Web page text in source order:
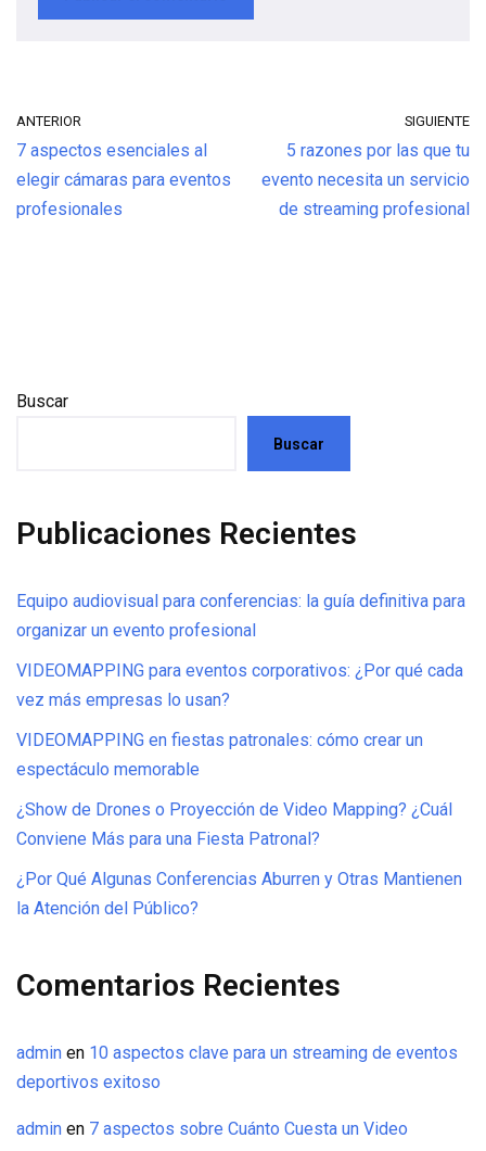
ANTERIOR
7 aspectos esenciales al
elegir cámaras para eventos
profesionales
SIGUIENTE
5 razones por las que tu
evento necesita un servicio
de streaming profesional
Buscar
Buscar
Publicaciones Recientes
Equipo audiovisual para conferencias: la guía definitiva para
organizar un evento profesional
VIDEOMAPPING para eventos corporativos: ¿Por qué cada
vez más empresas lo usan?
VIDEOMAPPING en fiestas patronales: cómo crear un
espectáculo memorable
¿Show de Drones o Proyección de Video Mapping? ¿Cuál
Conviene Más para una Fiesta Patronal?
¿Por Qué Algunas Conferencias Aburren y Otras Mantienen
la Atención del Público?
Comentarios Recientes
admin en 10 aspectos clave para un streaming de eventos
deportivos exitoso
admin en 7 aspectos sobre Cuánto Cuesta un Video